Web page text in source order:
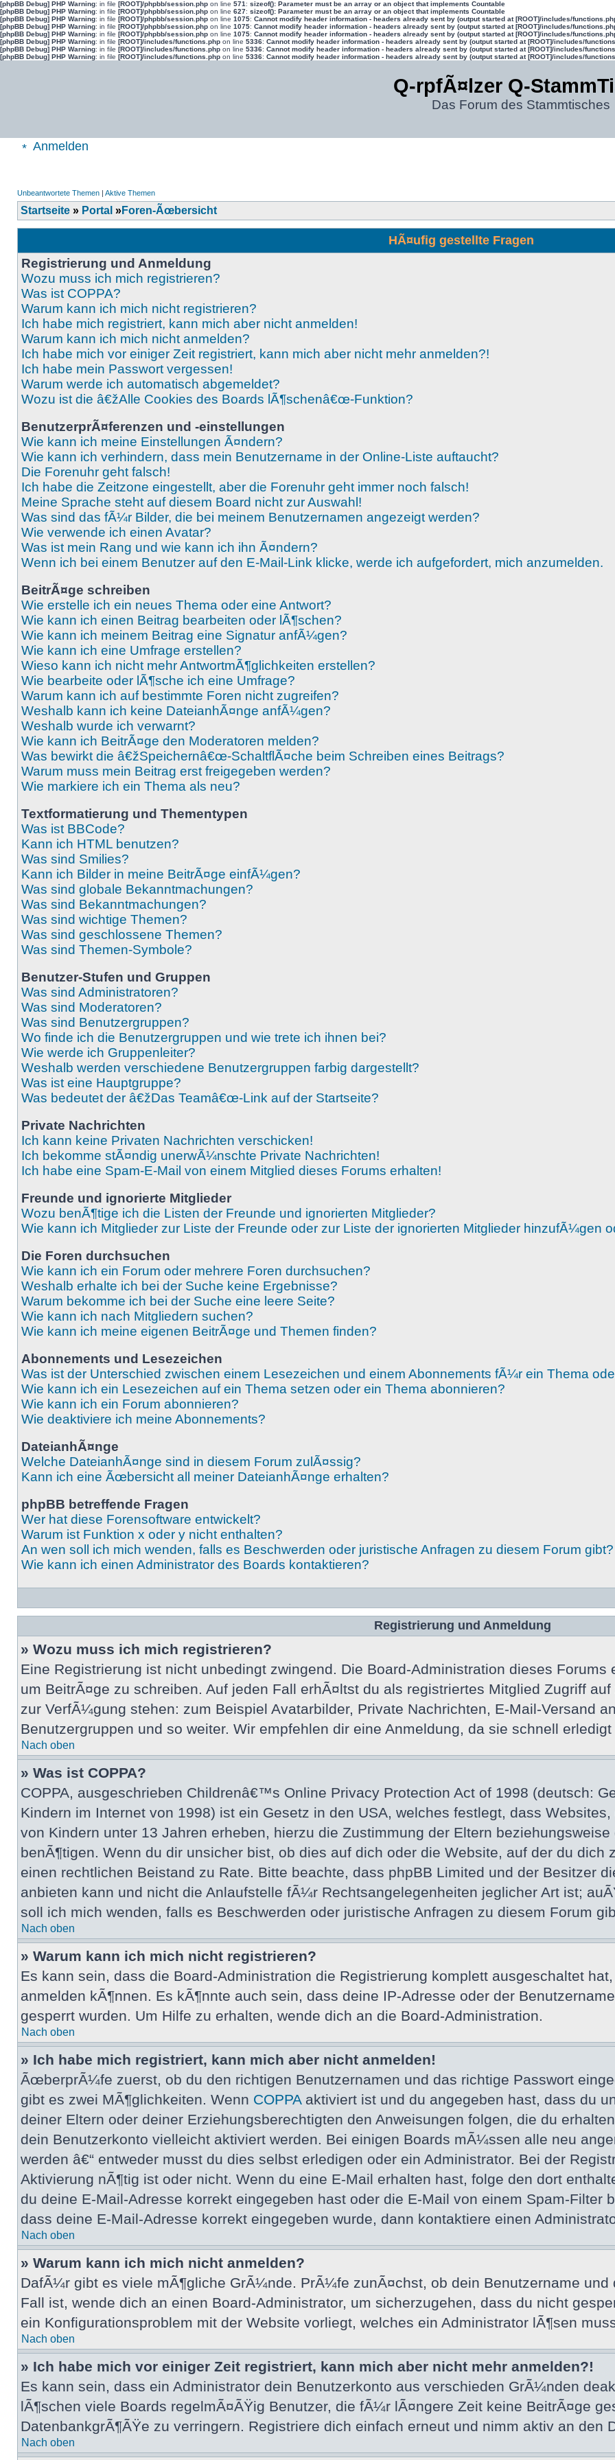
[phpBB Debug] PHP Warning: in file [ROOT]/phpbb/session.php on line 571 : sizeof(): Parameter must be an array or an object that implements Countable
[phpBB Debug] PHP Warning: in file [ROOT]/phpbb/session.php on line 627: sizeof(): Parameter must be an array or an object that implements Countable
[phpBB Debug] PHP Warning: in file [ROOT]/phpbb/session.php on line 1075: Cannot modify header information - headers already sent by (output started at [ROOT]/includes/
[phpBB Debug] PHP Warning: in file [ROOT]/phpbb/session.php on line 1075: Cannot modify header information - headers already sent by (output started at [ROOT]/includes/
[phpBB Debug] PHP Warning: in file [ROOT]/phpbb/session.php on line 1075: Cannot modify header information - headers already sent by (output started at [ROOT]/includes/
[phpBB Debug] PHP Warning: in file [ROOT]/includes/functions.php on line 5336: Cannot modify header information - headers already sent by (output started at [ROOT]/includes/
[phpBB Debug] PHP Warning: in file [ROOT]/includes/functions.php on line 5336: Cannot modify header information - headers already sent by (output started at [ROOT]/includes/
[phpBB Debug] PHP Warning: in file [ROOT]/includes/functions.php on line 5336: Cannot modify header information - headers already sent by (output started at [ROOT]/includes/
Q-rpfÃ¤lzer Q-
Das Forum des Stammtisches
Anmelden
Unbeantwortete Themen | Aktive Themen
Startseite » Portal »Foren-Ãœbersicht
HÃ¤ufig gestellte Fragen
Registrierung und Anmeldung
Wozu muss ich mich registrieren?
Was ist COPPA?
Warum kann ich mich nicht registrieren?
Ich habe mich registriert, kann mich aber nicht anmelden!
Warum kann ich mich nicht anmelden?
Ich habe mich vor einiger Zeit registriert, kann mich aber nicht mehr anmelden?!
Ich habe mein Passwort vergessen!
Warum werde ich automatisch abgemeldet?
Wozu ist die â€žAlle Cookies des Boards lÃ¶schenâ€œ-Funktion?
BenutzerprÃ¤ferenzen und -einstellungen
Wie kann ich meine Einstellungen Ã¤ndern?
Wie kann ich verhindern, dass mein Benutzername in der Online-Liste auftaucht?
Die Forenuhr geht falsch!
Ich habe die Zeitzone eingestellt, aber die Forenuhr geht immer noch falsch!
Meine Sprache steht auf diesem Board nicht zur Auswahl!
Was sind das fÃ¼r Bilder, die bei meinem Benutzernamen angezeigt werden?
Wie verwende ich einen Avatar?
Was ist mein Rang und wie kann ich ihn Ã¤ndern?
Wenn ich bei einem Benutzer auf den E-Mail-Link klicke, werde ich aufgefordert, mich anzumelden.
BeitrÃ¤ge schreiben
Wie erstelle ich ein neues Thema oder eine Antwort?
Wie kann ich einen Beitrag bearbeiten oder lÃ¶schen?
Wie kann ich meinem Beitrag eine Signatur anfÃ¼gen?
Wie kann ich eine Umfrage erstellen?
Wieso kann ich nicht mehr AntwortmÃ¶glichkeiten erstellen?
Wie bearbeite oder lÃ¶sche ich eine Umfrage?
Warum kann ich auf bestimmte Foren nicht zugreifen?
Weshalb kann ich keine DateianhÃ¤nge anfÃ¼gen?
Weshalb wurde ich verwarnt?
Wie kann ich BeitrÃ¤ge den Moderatoren melden?
Was bewirkt die â€žSpeichernâ€œ-SchaltflÃ¤che beim Schreiben eines Beitrags?
Warum muss mein Beitrag erst freigegeben werden?
Wie markiere ich ein Thema als neu?
Textformatierung und Thementypen
Was ist BBCode?
Kann ich HTML benutzen?
Was sind Smilies?
Kann ich Bilder in meine BeitrÃ¤ge einfÃ¼gen?
Was sind globale Bekanntmachungen?
Was sind Bekanntmachungen?
Was sind wichtige Themen?
Was sind geschlossene Themen?
Was sind Themen-Symbole?
Benutzer-Stufen und Gruppen
Was sind Administratoren?
Was sind Moderatoren?
Was sind Benutzergruppen?
Wo finde ich die Benutzergruppen und wie trete ich ihnen bei?
Wie werde ich Gruppenleiter?
Weshalb werden verschiedene Benutzergruppen farbig dargestellt?
Was ist eine Hauptgruppe?
Was bedeutet der â€žDas Teamâ€œ-Link auf der Startseite?
Private Nachrichten
Ich kann keine Privaten Nachrichten verschicken!
Ich bekomme stÃ¤ndig unerwÃ¼nschte Private Nachrichten!
Ich habe eine Spam-E-Mail von einem Mitglied dieses Forums erhalten!
Freunde und ignorierte Mitglieder
Wozu benÃ¶tige ich die Listen der Freunde und ignorierten Mitglieder?
Wie kann ich Mitglieder zur Liste der Freunde oder zur Liste der ignorierten Mitglieder hinzufÃ¼gen
Die Foren durchsuchen
Wie kann ich ein Forum oder mehrere Foren durchsuchen?
Weshalb erhalte ich bei der Suche keine Ergebnisse?
Warum bekomme ich bei der Suche eine leere Seite?
Wie kann ich nach Mitgliedern suchen?
Wie kann ich meine eigenen BeitrÃ¤ge und Themen finden?
Abonnements und Lesezeichen
Was ist der Unterschied zwischen einem Lesezeichen und einem Abonnements fÃ¼r ein Thema
Wie kann ich ein Lesezeichen auf ein Thema setzen oder ein Thema abonnieren?
Wie kann ich ein Forum abonnieren?
Wie deaktiviere ich meine Abonnements?
DateianhÃ¤nge
Welche DateianhÃ¤nge sind in diesem Forum zulÃ¤ssig?
Kann ich eine Ãœbersicht all meiner DateianhÃ¤nge erhalten?
phpBB betreffende Fragen
Wer hat diese Forensoftware entwickelt?
Warum ist Funktion x oder y nicht enthalten?
An wen soll ich mich wenden, falls es Beschwerden oder juristische Anfragen zu diesem Forum gibt?
Wie kann ich einen Administrator des Boards kontaktieren?
Registrierung und Anmeldung
» Wozu muss ich mich registrieren?
Eine Registrierung ist nicht unbedingt zwingend. Die Board-Administration dieses
um BeitrÃ¤ge zu schreiben. Auf jeden Fall erhÃ¤ltst du als registriertes Mitglied Zugriff
zur VerfÃ¼gung stehen: zum Beispiel Avatarbilder, Private Nachrichten, E-Mail-Versand
Benutzergruppen und so weiter. Wir empfehlen dir eine Anmeldung, da sie schnell
Nach oben
» Was ist COPPA?
COPPA, ausgeschrieben Childrenâ€™s Online Privacy Protection Act of 1998 (deutsch:
Kindern im Internet von 1998) ist ein Gesetz in den USA, welches festlegt, dass
von Kindern unter 13 Jahren erheben, hierzu die Zustimmung der Eltern
benÃ¶tigen. Wenn du dir unsicher bist, ob dies auf dich oder die Website, auf der du dich
einen rechtlichen Beistand zu Rate. Bitte beachte, dass phpBB Limited und der Besitzer
anbieten kann und nicht die Anlaufstelle fÃ¼r Rechtsangelegenheiten jeglicher Art ist;
soll ich mich wenden, falls es Beschwerden oder juristische Anfragen zu diesem Forum
Nach oben
» Warum kann ich mich nicht registrieren?
Es kann sein, dass die Board-Administration die Registrierung komplett ausgeschaltet
anmelden kÃ¶nnen. Es kÃ¶nnte auch sein, dass deine IP-Adresse oder der
gesperrt wurden. Um Hilfe zu erhalten, wende dich an die Board-Administration.
Nach oben
» Ich habe mich registriert, kann mich aber nicht anmelden!
ÃœberprÃ¼fe zuerst, ob du den richtigen Benutzernamen und das richtige Passwort
gibt es zwei MÃ¶glichkeiten. Wenn COPPAaktiviert ist und du angegeben hast, dass du
deiner Eltern oder deiner Erziehungsberechtigten den Anweisungen folgen, die du
dein Benutzerkonto vielleicht aktiviert werden. Bei einigen Boards mÃ¼ssen alle neu
werden â€“ entweder musst du dies selbst erledigen oder ein Administrator. Bei der
Aktivierung nÃ¶tig ist oder nicht. Wenn du eine E-Mail erhalten hast, folge den dort
du deine E-Mail-Adresse korrekt eingegeben hast oder die E-Mail von einem Spam-Filter
dass deine E-Mail-Adresse korrekt eingegeben wurde, dann kontaktiere einen
Nach oben
» Warum kann ich mich nicht anmelden?
DafÃ¼r gibt es viele mÃ¶gliche GrÃ¼nde. PrÃ¼fe zunÃ¤chst, ob dein Benutzername
Fall ist, wende dich an einen Board-Administrator, um sicherzugehen, dass du nicht
ein Konfigurationsproblem mit der Website vorliegt, welches ein Administrator lÃ¶sen
Nach oben
» Ich habe mich vor einiger Zeit registriert, kann mich aber nicht mehr anmelden?!
Es kann sein, dass ein Administrator dein Benutzerkonto aus verschieden GrÃ¼nden
lÃ¶schen viele Boards regelmÃ¤ÃŸig Benutzer, die fÃ¼r lÃ¤ngere Zeit keine BeitrÃ¤ge
DatenbankgrÃ¶ÃŸe zu verringern. Registriere dich einfach erneut und nimm aktiv an den
Nach oben